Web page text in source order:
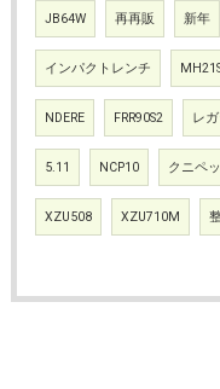
JB64W 再再販 新年
インパクトレンチ
NDERE FRR90S2 レ
5.11 NCP10 クニペ
XZU508 XZU710M